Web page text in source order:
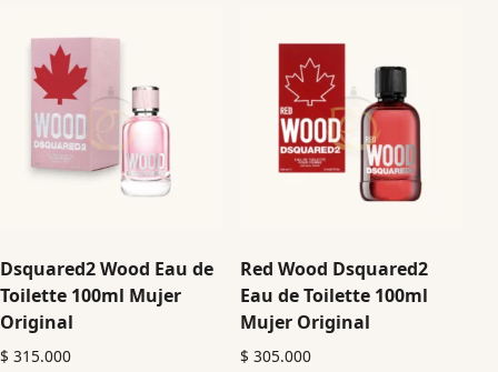
Dsquared2 Wood Eau de
Toilette 100ml Mujer
Original
$ 315.000
Red Wood Dsquared2
Eau de Toilette 100ml
Mujer Original
$ 305.000